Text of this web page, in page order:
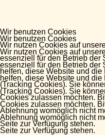
Wir benutzen Cookies
Wir nutzen Cookies auf
essenziell für den Betrieb der
helfen, diese Website und
(Tracking Cookies). Sie
Cookies zulassen möchten.
Ablehnung womöglich nicht
Seite zur Verfügung stehen.
Wir benutzen Cookies
Wir nutzen Cookies auf
essenziell für den Betrieb der
helfen, diese Website und
(Tracking Cookies). Sie
Cookies zulassen möchten.
Ablehnung womöglich nicht
Seite zur Verfügung stehen.